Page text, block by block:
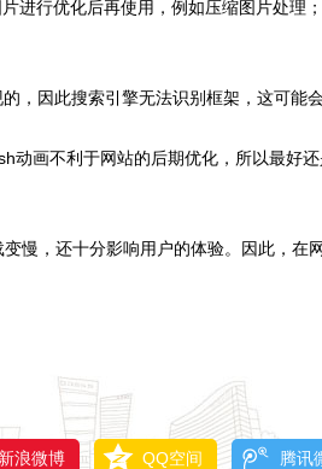
进行优化后再使用，例如压缩图片处理
因此搜索引擎无法识别框架，这可能
画不利于网站的后期优化，所以最好
，还十分影响用户的体验。因此，在
新浪微博 QQ空间 腾讯